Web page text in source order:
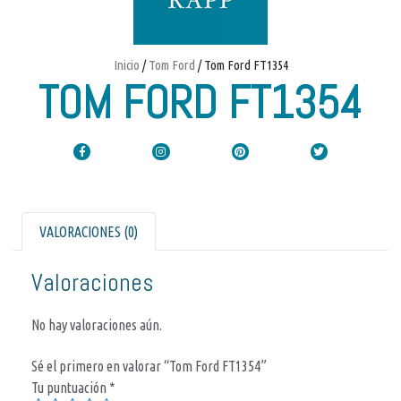
Inicio /Tom Ford / Tom Ford FT1354
TOM FORD FT1354
VALORACIONES (0)
Valoraciones
No hay valoraciones aún.
Sé el primero en valorar “Tom Ford FT1354”
Tu puntuación *